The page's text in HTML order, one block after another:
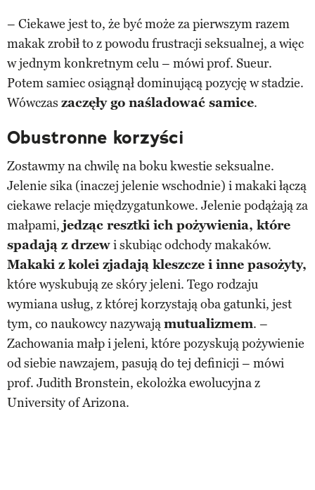
– Ciekawe jest to, że być może za pierwszym razem
makak zrobił to z powodu frustracji seksualnej, a więc
w jednym konkretnym celu – mówi prof. Sueur.
Potem samiec osiągnął dominującą pozycję w stadzie.
Wówczas zaczęły go naśladować samice.
Obustronne korzyści
Zostawmy na chwilę na boku kwestie seksualne.
Jelenie sika (inaczej jelenie wschodnie) i makaki łączą
ciekawe relacje międzygatunkowe. Jelenie podążają za
małpami, jedząc resztki ich pożywienia, które
spadają z drzewi skubiąc odchody makaków.
Makaki z kolei zjadają kleszcze i inne pasożyty,
które wyskubują ze skóry jeleni. Tego rodzaju
wymiana usług, z której korzystają oba gatunki, jest
tym, co naukowcy nazywająmutualizmem. –
Zachowania małp i jeleni, które pozyskują pożywienie
od siebie nawzajem, pasują do tej definicji – mówi
prof. Judith Bronstein, ekolożka ewolucyjna z
University of Arizona.